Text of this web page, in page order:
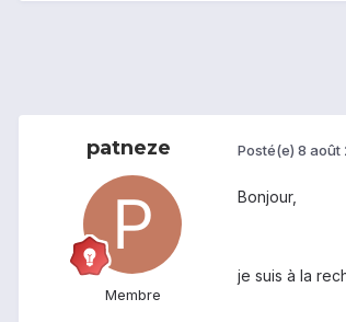
patneze
Membre
Posté(e) 8 août
Bonjour,
je suis à la